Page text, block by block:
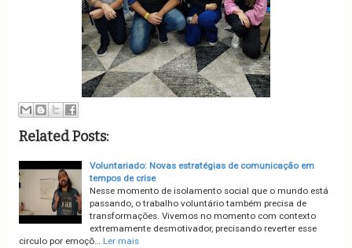
Related Posts:
Voluntariado: Novas estratégias de comunicação em
tempos de crise
Nesse momento de isolamento social que o mundo está
passando, o trabalho voluntário também precisa de
transformações. Vivemos no momento com contexto
extremamente desmotivador, precisando reverter esse
circulo por emoçõ… Ler mais